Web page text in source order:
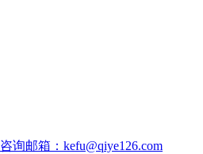
咨询邮箱：kefu@qiye126.com